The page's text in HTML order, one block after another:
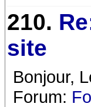
210.
site
Bonjour,
Forum: